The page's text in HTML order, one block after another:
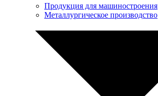
Продукция для машиностроения
Металлургическое производство